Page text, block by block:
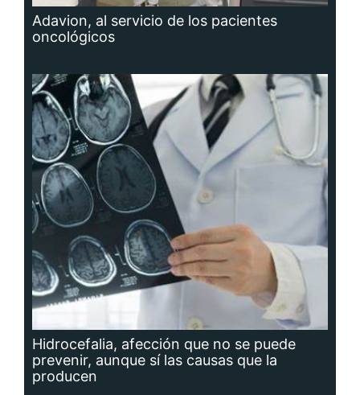
Adavion, al servicio de los pacientes
oncológicos
Hidrocefalia, afección que no se puede
prevenir, aunque sí las causas que la
producen